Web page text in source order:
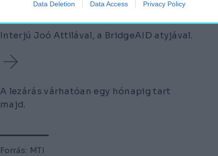
Data Deletion Data Access Privacy Policy
hídkarbantartás
Interjú Joó Attilával, a BridgeAID atyjával.
A lezárás várhatóan egy hónapig tart
majd.
Forrás: MTI